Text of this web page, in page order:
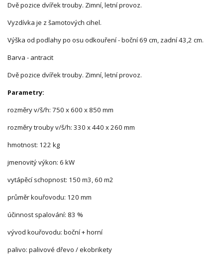
Dvě pozice dvířek trouby. Zimní, letní provoz.
Vyzdívka je z šamotových cihel.
Výška od podlahy po osu odkouření - boční 69 cm, zadní 43,2 cm.
Barva - antracit
Dvě pozice dvířek trouby. Zimní, letní provoz.
Parametry:
rozměry v/š/h: 750 x 600 x 850 mm
rozměry trouby v/š/h: 330 x 440 x 260 mm
hmotnost: 122 kg
jmenovitý výkon: 6 kW
vytápěcí schopnost: 150 m3, 60 m2
průměr kouřovodu: 120 mm
účinnost spalování: 83 %
vývod kouřovodu: boční + horní
palivo: palivové dřevo / ekobrikety